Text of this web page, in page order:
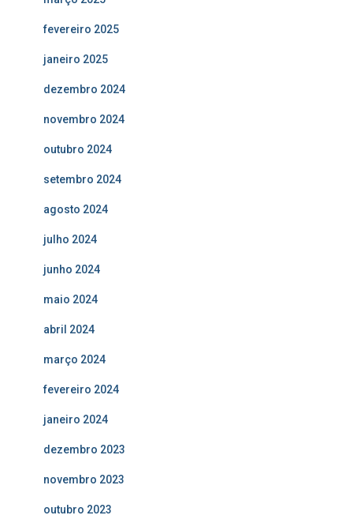
fevereiro 2025
janeiro 2025
dezembro 2024
novembro 2024
outubro 2024
setembro 2024
agosto 2024
julho 2024
junho 2024
maio 2024
abril 2024
março 2024
fevereiro 2024
janeiro 2024
dezembro 2023
novembro 2023
outubro 2023